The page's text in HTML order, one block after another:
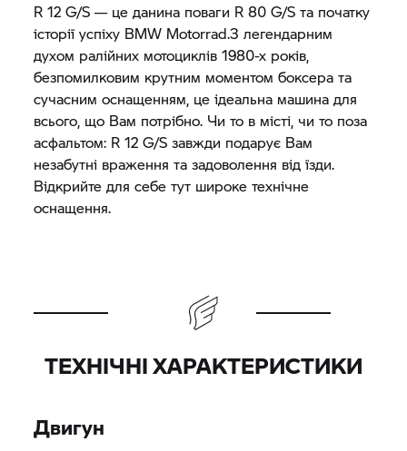
R 12 G/S — це данина поваги R 80 G/S та початку
історії успіху BMW Motorrad.З легендарним
духом ралійних мотоциклів 1980-х років,
безпомилковим крутним моментом боксера та
сучасним оснащенням, це ідеальна машина для
всього, що Вам потрібно. Чи то в місті, чи то поза
асфальтом: R 12 G/S завжди подарує Вам
незабутні враження та задоволення від їзди.
Відкрийте для себе тут широке технічне
оснащення.
ТЕХНІЧНІ ХАРАКТЕРИСТИКИ
Двигун